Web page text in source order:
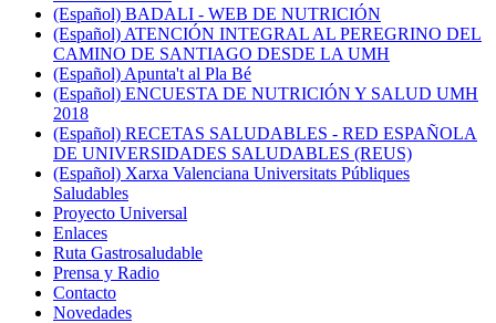
(Español) BADALI - WEB DE NUTRICIÓN
(Español) ATENCIÓN INTEGRAL AL PEREGRINO DEL
CAMINO DE SANTIAGO DESDE LA UMH
(Español) Apunta't al Pla Bé
(Español) ENCUESTA DE NUTRICIÓN Y SALUD UMH
2018
(Español) RECETAS SALUDABLES - RED ESPAÑOLA
DE UNIVERSIDADES SALUDABLES (REUS)
(Español) Xarxa Valenciana Universitats Públiques
Saludables
Proyecto Universal
Enlaces
Ruta Gastrosaludable
Prensa y Radio
Contacto
Novedades